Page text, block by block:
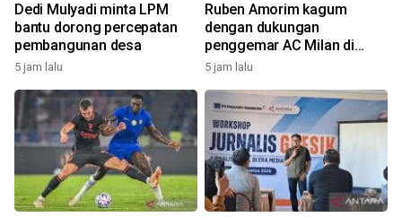
Dedi Mulyadi minta LPM
bantu dorong percepatan
pembangunan desa
5 jam lalu
Ruben Amorim kagum
dengan dukungan
penggemar AC Milan di
Indonesia
5 jam lalu